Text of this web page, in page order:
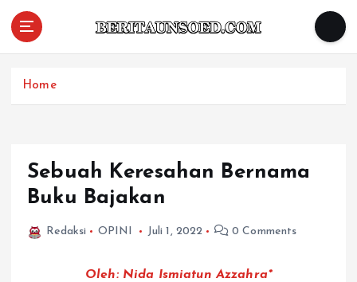
Home
Sebuah Keresahan Bernama
Buku Bajakan
Redaksi OPINI Juli 1, 2022 0 Comments
Oleh: Nida Ismiatun Azzahra*